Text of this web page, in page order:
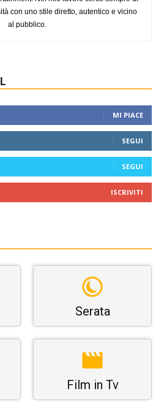
con uno stile diretto, autentico e vicino
al pubblico.
MI PIACE
SEGUI
SEGUI
ISCRIVITI
Serata
Film in Tv